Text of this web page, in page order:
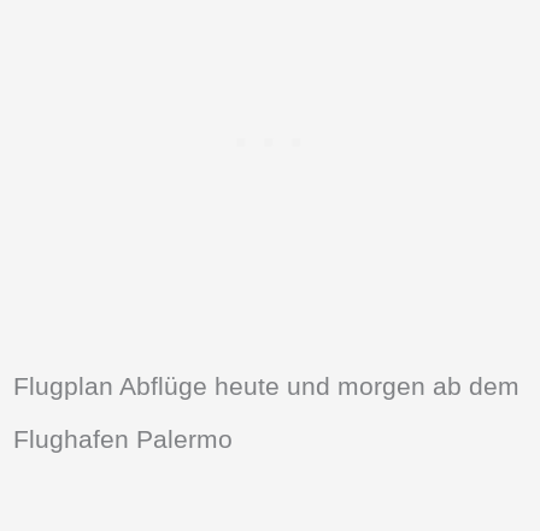
Flugplan Abflüge heute und morgen ab dem
Flughafen Palermo